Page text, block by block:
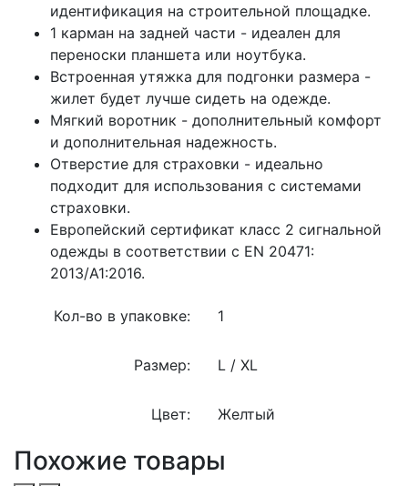
идентификация на строительной площадке.
1 карман на задней части - идеален для
переноски планшета или ноутбука.
Встроенная утяжка для подгонки размера -
жилет будет лучше сидеть на одежде.
Мягкий воротник - дополнительный комфорт
и дополнительная надежность.
Отверстие для страховки - идеально
подходит для использования с системами
страховки.
Европейский сертификат класс 2 сигнальной
одежды в соответствии с EN 20471:
2013/A1:2016.
Кол-во в упаковке: 1
Размер: L / XL
Цвет: Желтый
Похожие товары